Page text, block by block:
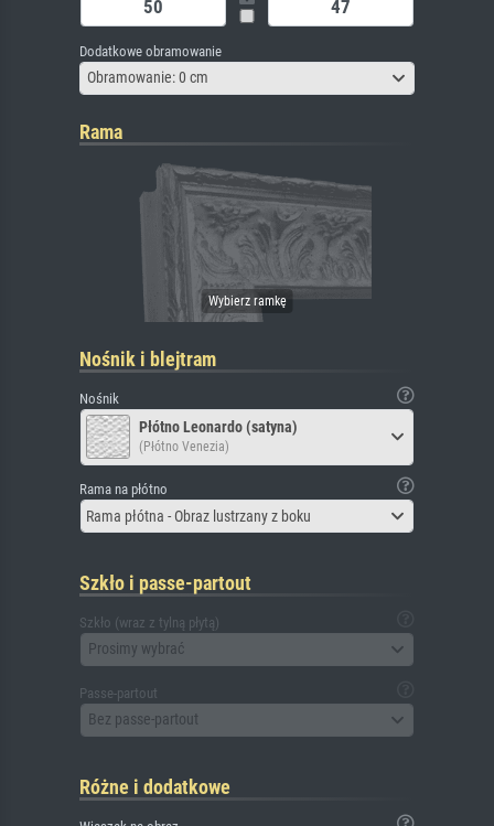
Dodatkowe obramowanie
Obramowanie: 0 cm
Rama
Nośnik i blejtram
Nośnik
Płótno Leonardo (satyna)
(Płótno Venezia)
Rama na płótno
Rama płótna - Obraz lustrzany z boku
Szkło i passe-partout
Szkło (wraz z tylną płytą)
Prosimy wybrać
Passe-partout
Bez passe-partout
Różne i dodatkowe